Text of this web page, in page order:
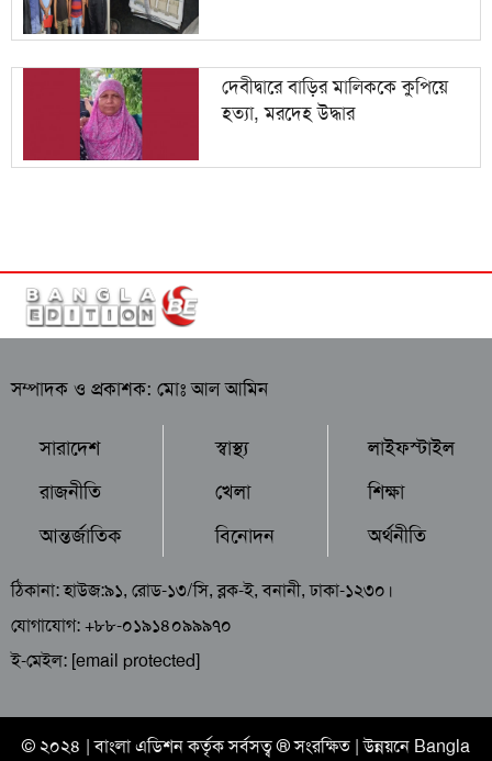
দেবীদ্বারে বাড়ির মালিককে কুপিয়ে
হত্যা, মরদেহ উদ্ধার
সম্পাদক ও প্রকাশক: মোঃ আল আমিন
সারাদেশ
রাজনীতি
আন্তর্জাতিক
স্বাস্থ্য
খেলা
বিনোদন
লাইফস্টাইল
শিক্ষা
অর্থনীতি
ঠিকানা: হাউজ:৯১, রোড-১৩/সি, ব্লক-ই, বনানী, ঢাকা-১২৩০।
যোগাযোগ: +৮৮-০১৯১৪০৯৯৯৭০
ই-মেইল: [email protected]
© ২০২৪ |বাংলা এডিশনকর্তৃক সর্বসত্ব ® সংরক্ষিত | উন্নয়নে Bangla